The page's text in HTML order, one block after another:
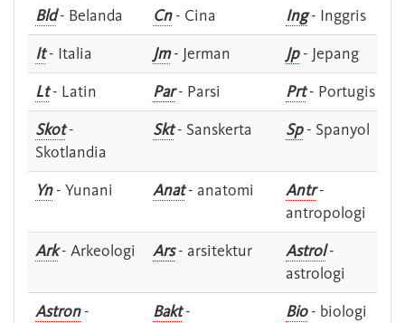
Bld- Belanda Cn- Cina Ing- Inggris
It- Italia Jm- Jerman Jp- Jepang
Lt- Latin Par- Parsi Prt- Portugis
Skot-
Skotlandia
Skt- Sanskerta Sp- Spanyol
Yn- Yunani Anat- anatomi Antr-
antropologi
Ark- Arkeologi Ars- arsitektur Astrol-
astrologi
Astron-
Bakt-
Bio- biologi